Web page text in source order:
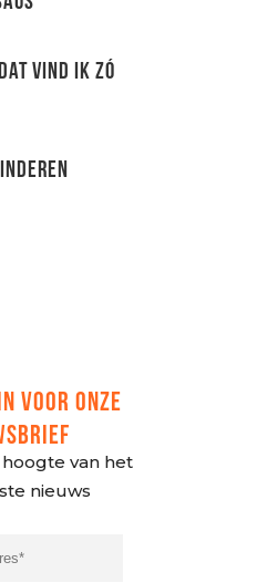
vind ik zó
VOOR ONZE
van het
nieuws